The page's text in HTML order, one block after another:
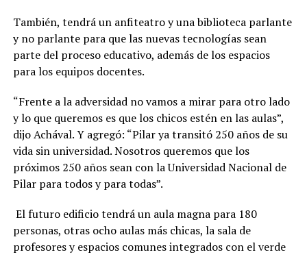
También, tendrá un anfiteatro y una biblioteca parlante
y no parlante para que las nuevas tecnologías sean
parte del proceso educativo, además de los espacios
para los equipos docentes.
“Frente a la adversidad no vamos a mirar para otro lado
y lo que queremos es que los chicos estén en las aulas”,
dijo Achával. Y agregó: “Pilar ya transitó 250 años de su
vida sin universidad. Nosotros queremos que los
próximos 250 años sean con la Universidad Nacional de
Pilar para todos y para todas”.
El futuro edificio tendrá un aula magna para 180
personas, otras ocho aulas más chicas, la sala de
profesores y espacios comunes integrados con el verde